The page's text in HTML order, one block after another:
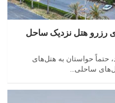
رزرو هتل نزدیک ساحل
حتماً حواستان به هتل‌های
ساحلی…